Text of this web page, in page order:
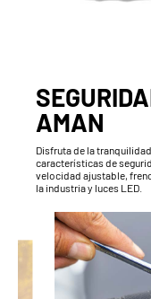
AMAN
Disfruta de la
características de
velocidad ajustable,
la industria y luces LED.